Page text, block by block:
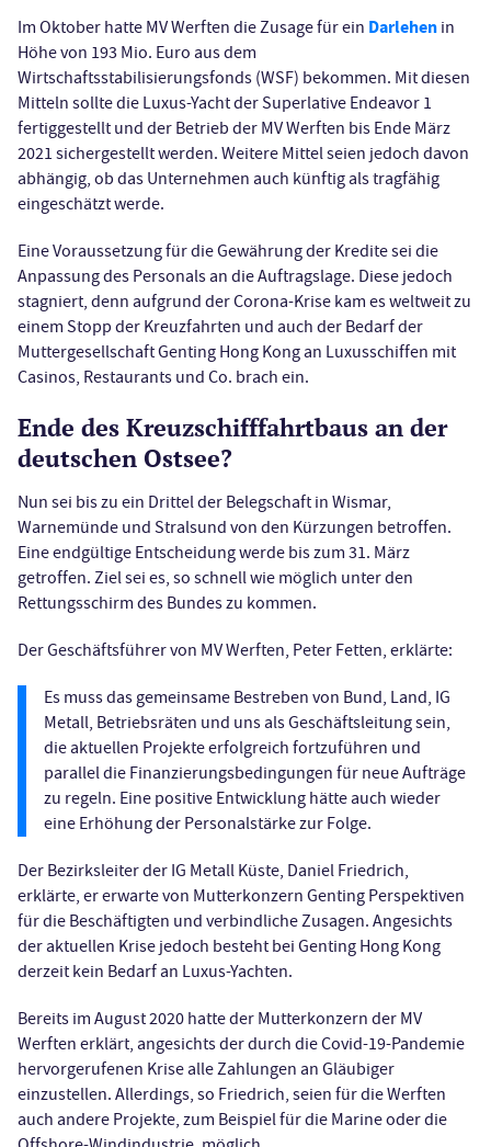
Im Oktober hatte MV Werften die Zusage für ein Darlehen in
Höhe von 193 Mio. Euro aus dem
Wirtschaftsstabilisierungsfonds (WSF) bekommen. Mit diesen
Mitteln sollte die Luxus-Yacht der Superlative Endeavor 1
fertiggestellt und der Betrieb der MV Werften bis Ende März
2021 sichergestellt werden. Weitere Mittel seien jedoch davon
abhängig, ob das Unternehmen auch künftig als tragfähig
eingeschätzt werde.
Eine Voraussetzung für die Gewährung der Kredite sei die
Anpassung des Personals an die Auftragslage. Diese jedoch
stagniert, denn aufgrund der Corona-Krise kam es weltweit zu
einem Stopp der Kreuzfahrten und auch der Bedarf der
Muttergesellschaft Genting Hong Kong an Luxusschiffen mit
Casinos, Restaurants und Co. brach ein.
Ende des Kreuzschifffahrtbaus an der
deutschen Ostsee?
Nun sei bis zu ein Drittel der Belegschaft in Wismar,
Warnemünde und Stralsund von den Kürzungen betroffen.
Eine endgültige Entscheidung werde bis zum 31. März
getroffen. Ziel sei es, so schnell wie möglich unter den
Rettungsschirm des Bundes zu kommen.
Der Geschäftsführer von MV Werften, Peter Fetten, erklärte:
Es muss das gemeinsame Bestreben von Bund, Land, IG
Metall, Betriebsräten und uns als Geschäftsleitung sein,
die aktuellen Projekte erfolgreich fortzuführen und
parallel die Finanzierungsbedingungen für neue Aufträge
zu regeln. Eine positive Entwicklung hätte auch wieder
eine Erhöhung der Personalstärke zur Folge.
Der Bezirksleiter der IG Metall Küste, Daniel Friedrich,
erklärte, er erwarte von Mutterkonzern Genting Perspektiven
für die Beschäftigten und verbindliche Zusagen. Angesichts
der aktuellen Krise jedoch besteht bei Genting Hong Kong
derzeit kein Bedarf an Luxus-Yachten.
Bereits im August 2020 hatte der Mutterkonzern der MV
Werften erklärt, angesichts der durch die Covid-19-Pandemie
hervorgerufenen Krise alle Zahlungen an Gläubiger
einzustellen. Allerdings, so Friedrich, seien für die Werften
auch andere Projekte, zum Beispiel für die Marine oder die